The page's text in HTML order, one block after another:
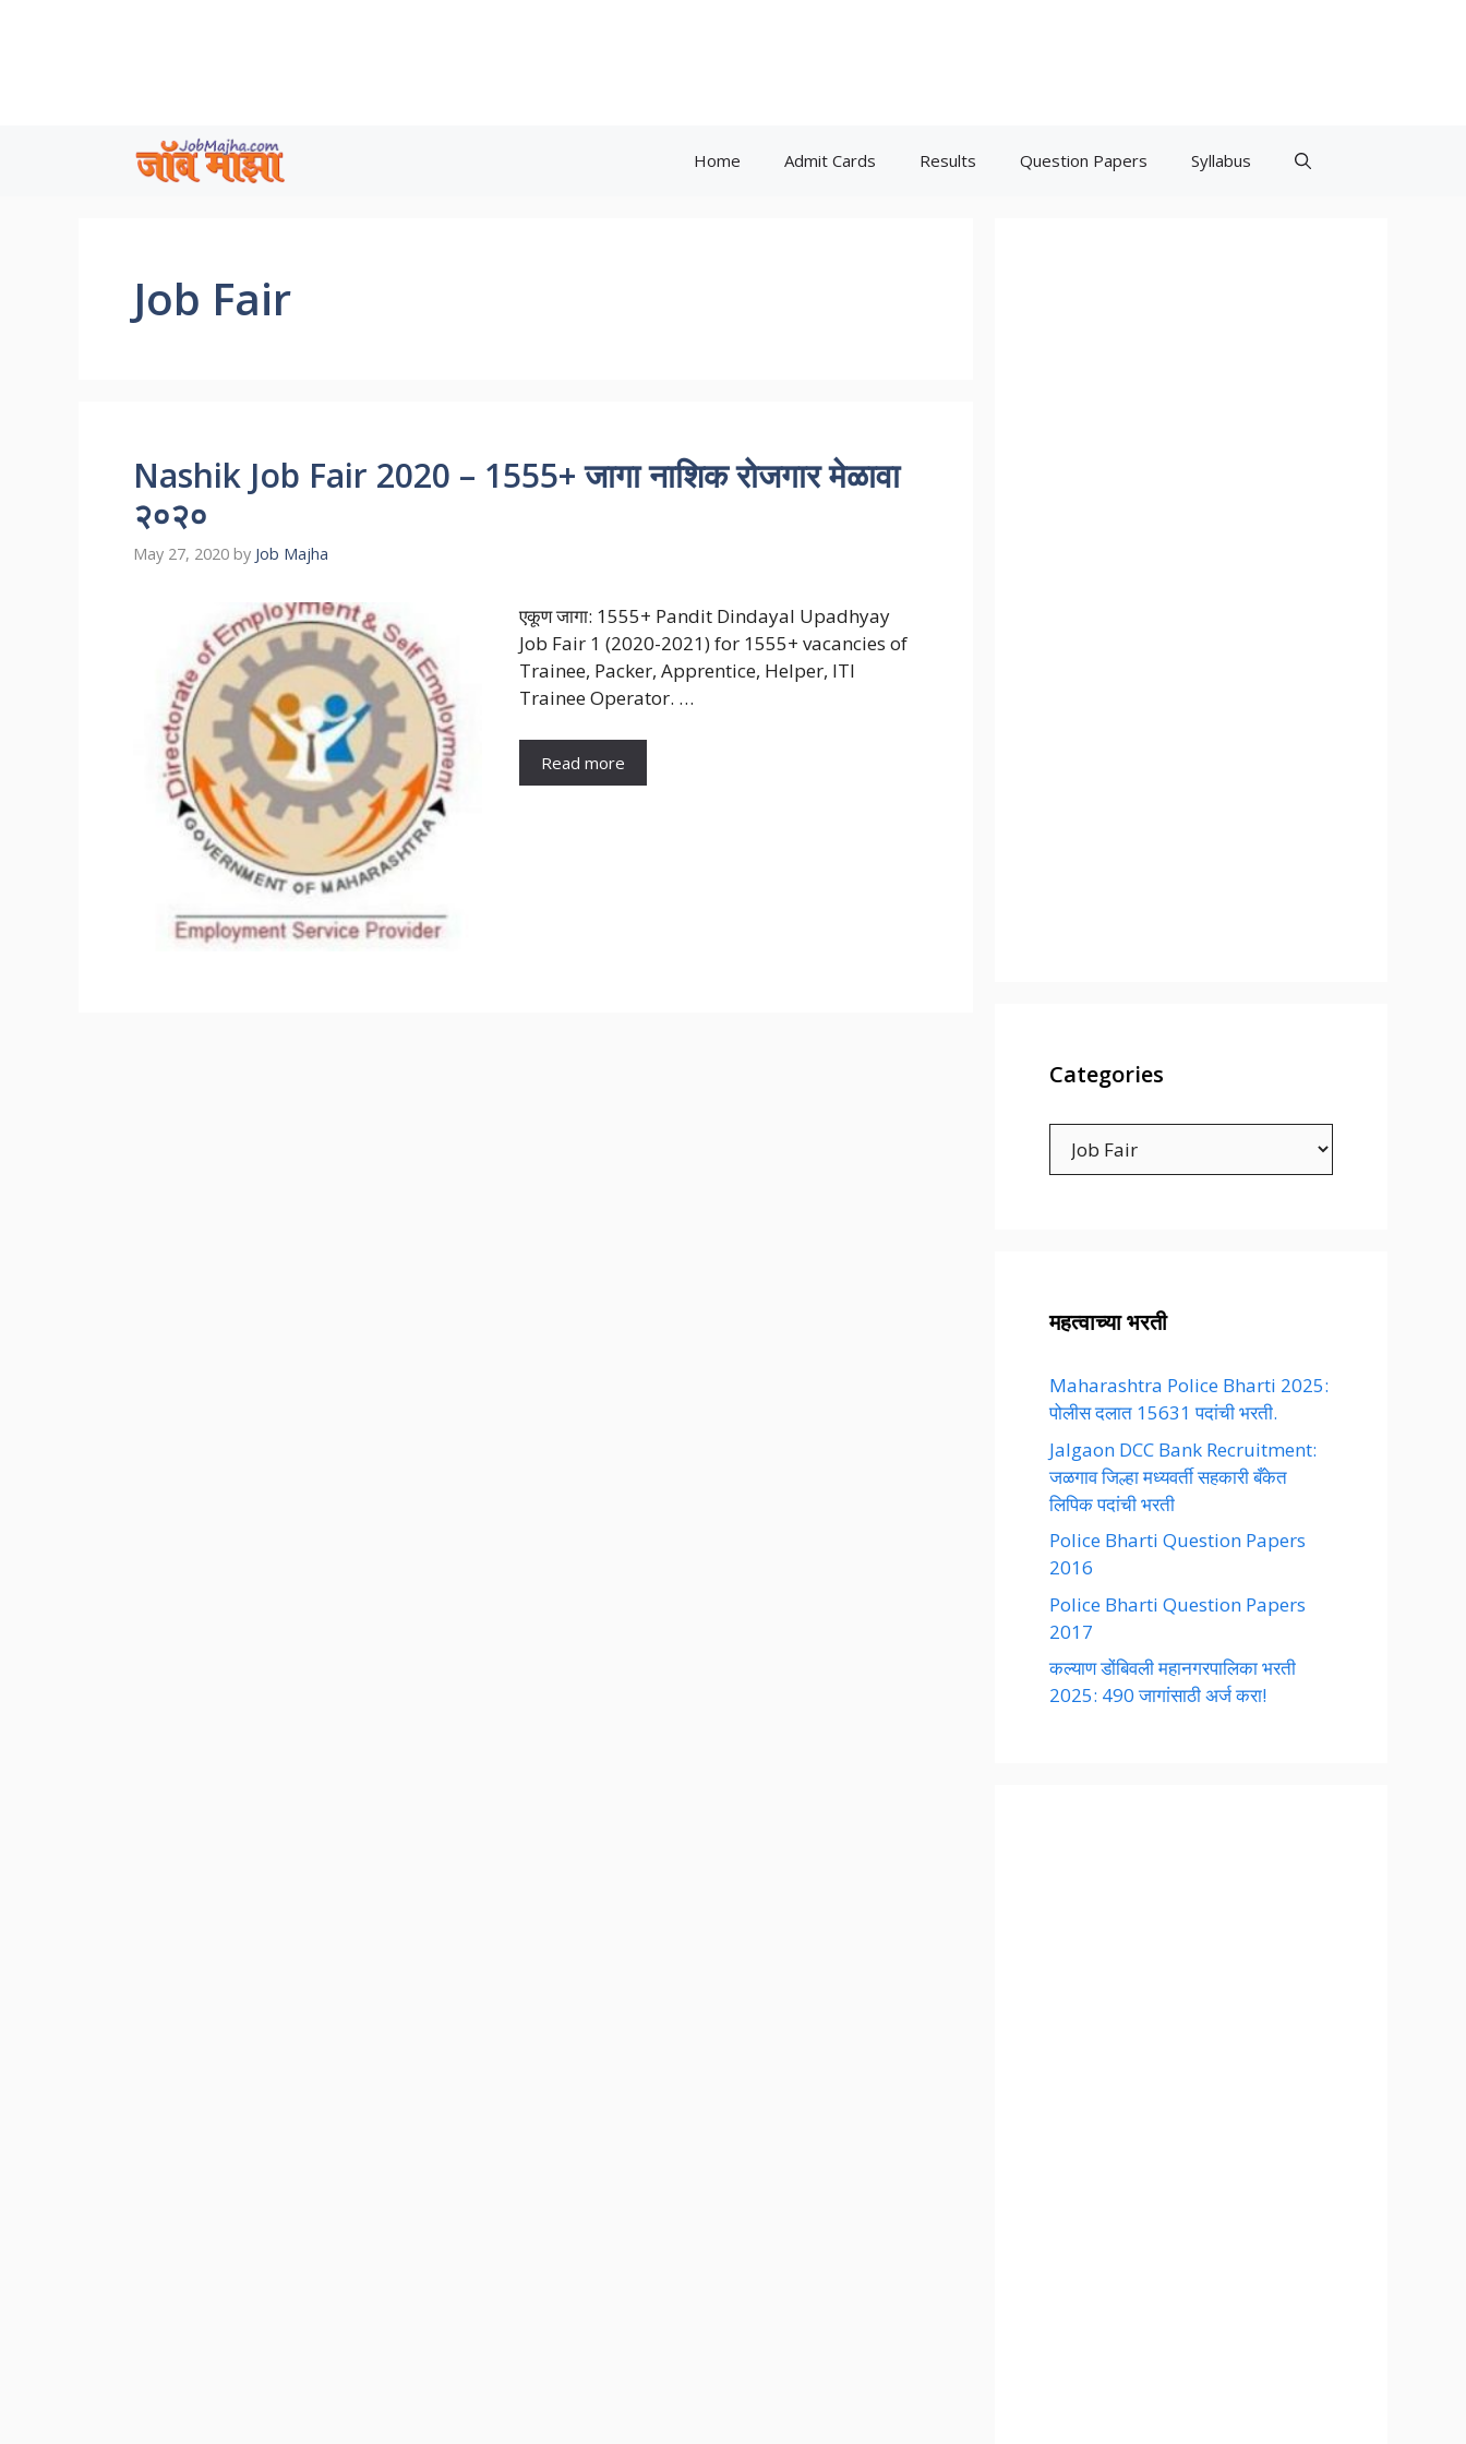
Home Admit Cards Results Question Papers Syllabus
Job Fair
Nashik Job Fair 2020 – 1555+ जागा नाशिक रोजगार मेळावा
२०२०
May 27, 2020 by Job Majha
एकूण जागा: 1555+ Pandit Dindayal Upadhyay
Job Fair 1 (2020-2021) for 1555+ vacancies of
Trainee, Packer, Apprentice, Helper, ITI
Trainee Operator. …
Read more
Categories
महत्वाच्या भरती
Maharashtra Police Bharti 2025:
पोलीस दलात 15631 पदांची भरती.
Jalgaon DCC Bank Recruitment:
जळगाव जिल्हा मध्यवर्ती सहकारी बँकेत
लिपिक पदांची भरती
Police Bharti Question Papers
2016
Police Bharti Question Papers
2017
कल्याण डोंबिवली महानगरपालिका भरती
2025: 490 जागांसाठी अर्ज करा!